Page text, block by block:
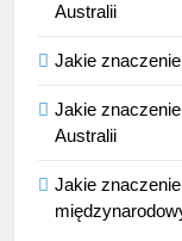
Australii
Jakie
Jakie
Australii
Jakie